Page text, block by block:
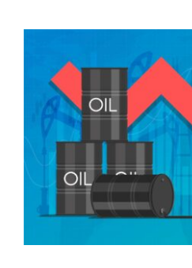
Ölpreise steigen auf
Ölindustrie wird weniger
weiter
HeizölNews Huthi OPEC
Strafzölle